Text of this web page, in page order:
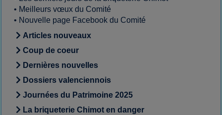
• Meilleurs vœux du Comité
• Nouvelle page Facebook du Comité
Articles nouveaux
Coup de coeur
Dernières nouvelles
Dossiers valenciennois
Journées du Patrimoine 2025
La briqueterie Chimot en danger